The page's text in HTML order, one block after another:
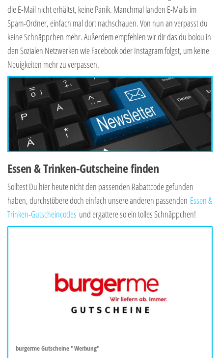
die E-Mail nicht erhältst, keine Panik. Manchmal landen E-Mails im
Spam-Ordner, einfach mal dort nachschauen. Von nun an verpasst du
keine Schnäppchen mehr. Außerdem empfehlen wir dir das du bolou in
den Sozialen Netzwerken wie Facebook oder Instagram folgst, um keine
Neuigkeiten mehr zu verpassen.
Essen & Trinken-Gutscheine finden
Solltest Du hier heute nicht den passenden Rabattcode gefunden
haben, durchstöbere doch einfach unsere anderen passenden Essen &
Trinken-Gutscheincodes und ergattere so ein tolles Schnäppchen!
burgerme Gutscheine "Werbung"